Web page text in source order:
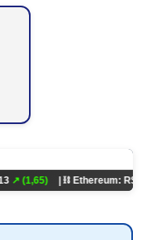
| ⛓️ Ethereum: R$ 18.321,93